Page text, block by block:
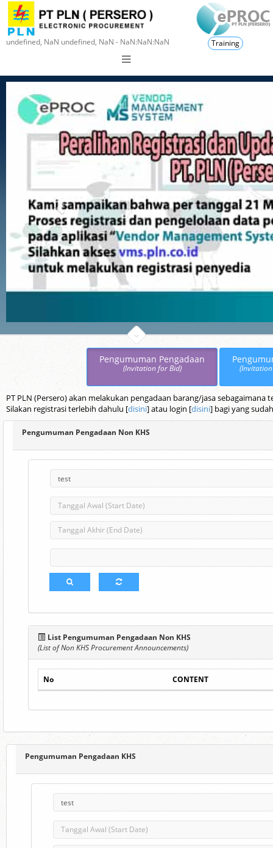
undefined, NaN undefined, NaN - NaN:NaN:NaN Training
Pengumuman Pengadaan
(Invitation for Bid)
PT PLN (Persero) akan melakukan pengadaan barang/jasa
Silakan registrasi terlebih dahulu [disini] atau login [disini] bagi yang
Pengumuman Pengadaan Non KHS
List Pengumuman Pengadaan Non KHS
(List of Non KHS Procurement Announcements)
No CONTENT
Pengumuman Pengadaan KHS